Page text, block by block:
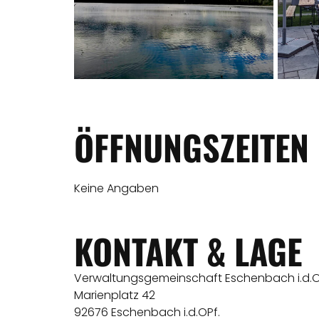
ÖFFNUNGSZEITEN
Keine Angaben
KONTAKT & LAGE
Verwaltungsgemeinschaft Eschenbach
Marienplatz 42
92676 Eschenbach i.d.OPf.